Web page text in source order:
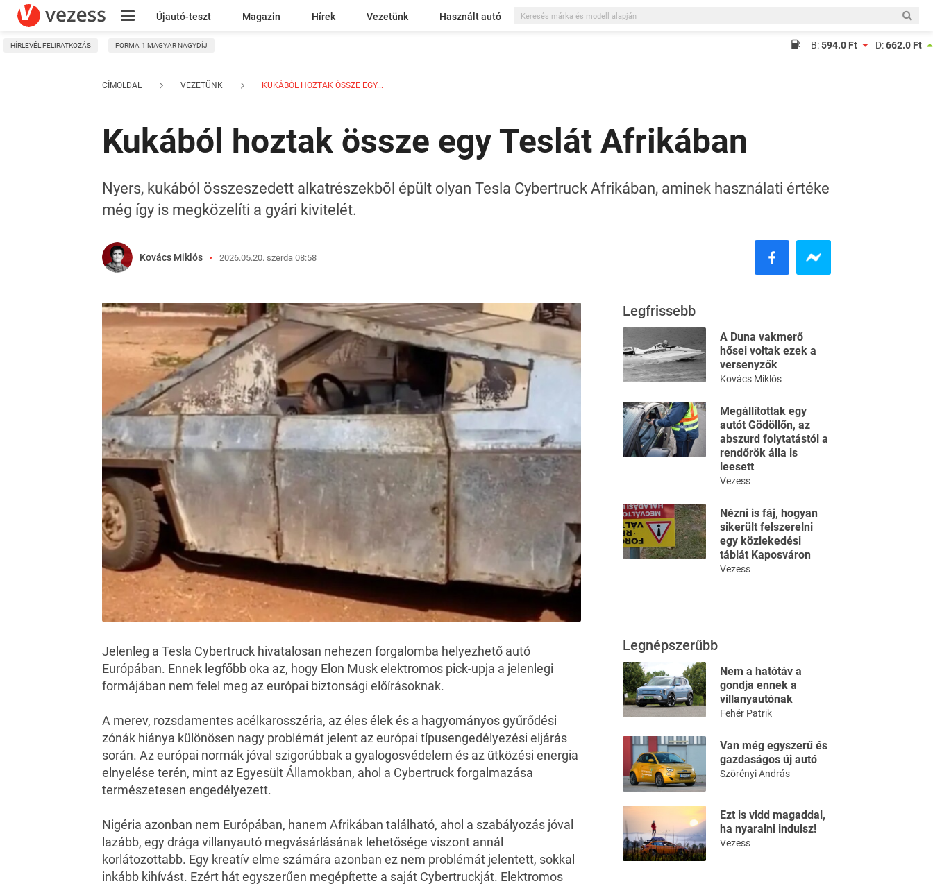
Újautó-teszt Magazin Hírek Vezetünk Használt autó
Kresz
HÍRLEVÉL FELIRATKOZÁS FORMA-1 MAGYAR NAGYDÍJ B:594.0 Ft D:662.0 Ft
CÍMOLDAL VEZETÜNK KUKÁBÓL HOZTAK ÖSSZE EGY...
Kukából hoztak össze egy Teslát Afrikában
Nyers, kukából összeszedett alkatrészekből épült olyan Tesla Cybertruck Afrikában, aminek használati értéke
még így is megközelíti a gyári kivitelét.
Kovács Miklós 2026.05.20. szerda 08:58
Jelenleg a Tesla Cybertruck hivatalosan nehezen forgalomba helyezhető autó
Európában. Ennek legfőbb oka az, hogy Elon Musk elektromos pick-upja a jelenlegi
formájában nem felel meg az európai biztonsági előírásoknak.
A merev, rozsdamentes acélkarosszéria, az éles élek és a hagyományos gyűrődési
zónák hiánya különösen nagy problémát jelent az európai típusengedélyezési eljárás
során. Az európai normák jóval szigorúbbak a gyalogosvédelem és az ütközési energia
elnyelése terén, mint az Egyesült Államokban, ahol a Cybertruck forgalmazása
természetesen engedélyezett.
Nigéria azonban nem Európában, hanem Afrikában található, ahol a szabályozás jóval
lazább, egy drága villanyautó megvásárlásának lehetősége viszont annál
korlátozottabb. Egy kreatív elme számára azonban ez nem problémát jelentett, sokkal
inkább kihívást. Ezért hát egyszerűen megépítette a saját Cybertruckját. Elektromos
Legfrissebb
A Duna vakmerő
hősei voltak ezek a
versenyzők
Kovács Miklós
Megállítottak egy
autót Gödöllőn, az
abszurd folytatástól a
rendőrök álla is
leesett
Vezess
Nézni is fáj, hogyan
sikerült felszerelni
egy közlekedési
táblát Kaposváron
Vezess
Legnépszerűbb
Nem a hatótáv a
gondja ennek a
villanyautónak
Fehér Patrik
Van még egyszerű és
gazdaságos új autó
Szörényi András
Ezt is vidd magaddal,
ha nyaralni indulsz!
Vezess